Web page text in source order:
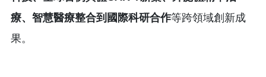
療、智慧醫療整合到國際科研合作等跨領域創新成
果。